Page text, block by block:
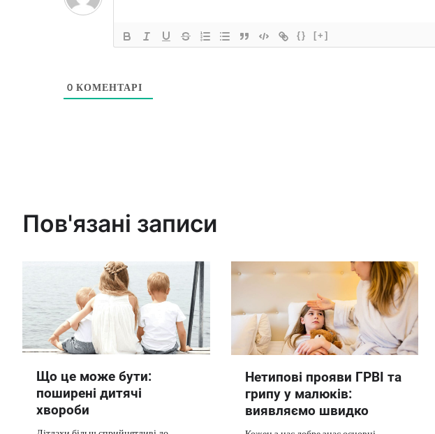
{} [+]
0 КОМЕНТАРІ
Пов'язані записи
Що це може бути:
поширені дитячі
хвороби
Нетипові прояви ГРВІ та
грипу у малюків:
виявляємо швидко